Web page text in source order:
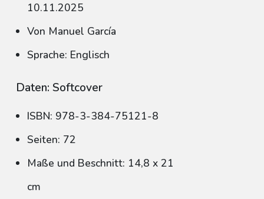
10.11.2025
Von Manuel García
Sprache: Englisch
Daten: Softcover
ISBN: 978-3-384-75121-8
Seiten: 72
Maße und Beschnitt: 14,8 x 21
cm